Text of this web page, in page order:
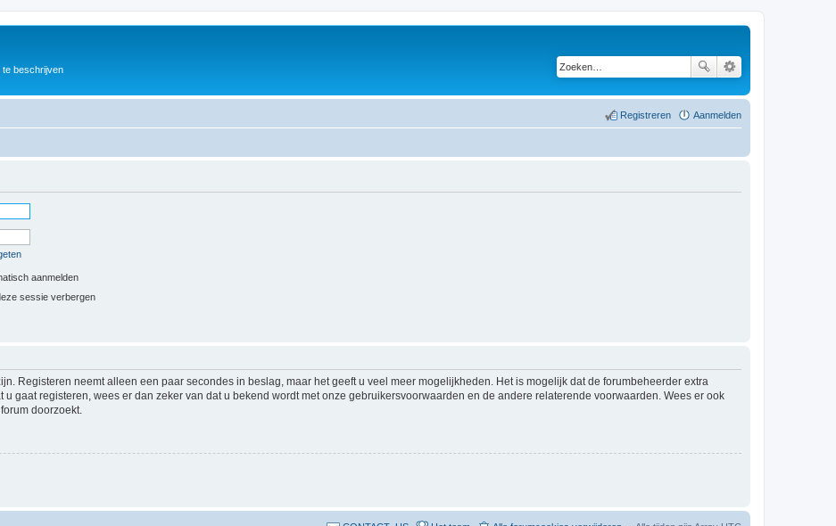
te beschrijven
Aanmelden
Registreren
aanmelden
sessie verbergen
Registeren neemt alleen een paar secondes in beslag, maar het geeft u veel meer mogelijkheden. Het is mogelijk dat de forumbeheerder extra
gaat registeren, wees er dan zeker van dat u bekend wordt met onze gebruikersvoorwaarden en de andere relaterende voorwaarden. Wees er ook
doorzoekt.